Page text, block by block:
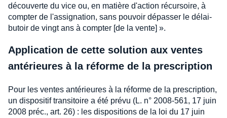
découverte du vice ou, en matière d'action récursoire, à
compter de l'assignation, sans pouvoir dépasser le délai-
butoir de vingt ans à compter [de la vente] ».
Application de cette solution aux ventes
antérieures à la réforme de la prescription
Pour les ventes antérieures à la réforme de la prescription,
un dispositif transitoire a été prévu (L. n° 2008-561, 17 juin
2008 préc., art. 26) : les dispositions de la loi du 17 juin